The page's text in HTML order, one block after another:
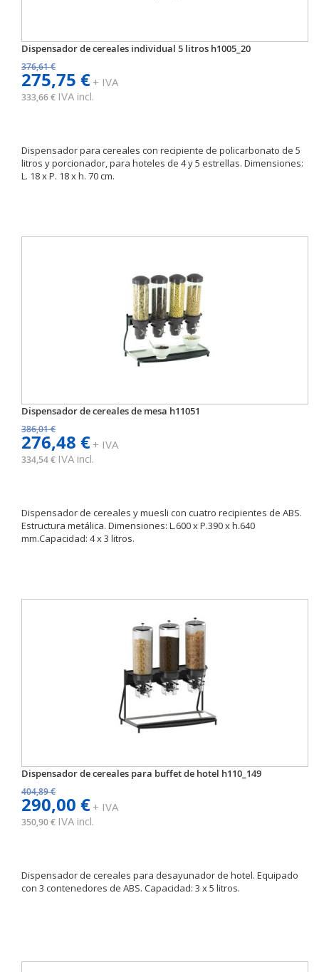
Dispensador de cereales individual 5 litros h1005_20
376,61 €
275,75 €+ IVA
333,66 € IVA incl.
Dispensador para cereales con recipiente de policarbonato de 5
litros y porcionador, para hoteles de 4 y 5 estrellas. Dimensiones:
L. 18 x P. 18 x h. 70 cm.
Dispensador de cereales de mesa h11051
386,01 €
276,48 €+ IVA
334,54 € IVA incl.
Dispensador de cereales y muesli con cuatro recipientes de ABS.
Estructura metálica. Dimensiones: L.600 x P.390 x h.640
mm.Capacidad: 4 x 3 litros.
Dispensador de cereales para buffet de hotel h110_149
404,89 €
290,00 €+ IVA
350,90 € IVA incl.
Dispensador de cereales para desayunador de hotel. Equipado
con 3 contenedores de ABS. Capacidad: 3 x 5 litros.